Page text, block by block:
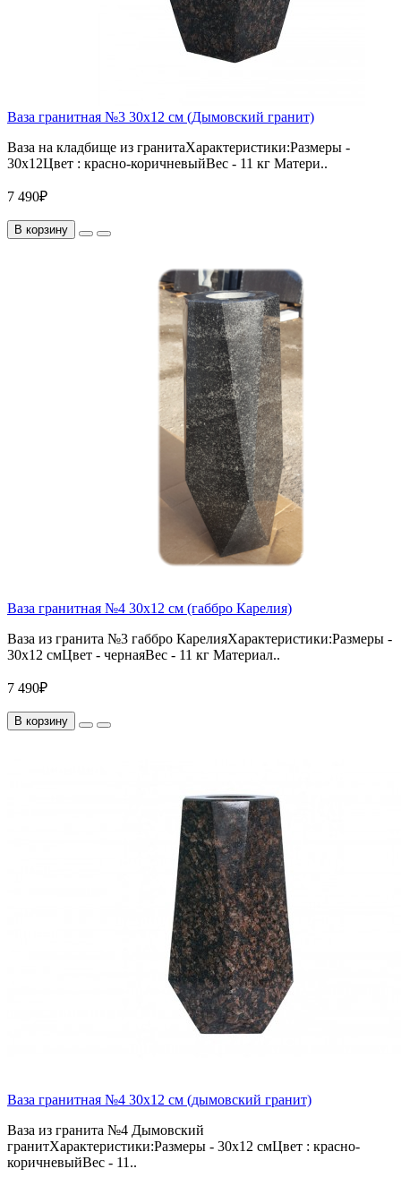
Ваза гранитная №3 30х12 см (Дымовский гранит)
Ваза на кладбище из гранитаХарактеристики:Размеры -
30х12Цвет : красно-коричневыйВес - 11 кг Матери..
7 490₽
В корзину
Ваза гранитная №4 30х12 см (габбро Карелия)
Ваза из гранита №3 габбро КарелияХарактеристики:Размеры -
30х12 смЦвет - чернаяВес - 11 кг Материал..
7 490₽
В корзину
Ваза гранитная №4 30х12 см (дымовский гранит)
Ваза из гранита №4 Дымовский
гранитХарактеристики:Размеры - 30х12 смЦвет : красно-
коричневыйВес - 11..